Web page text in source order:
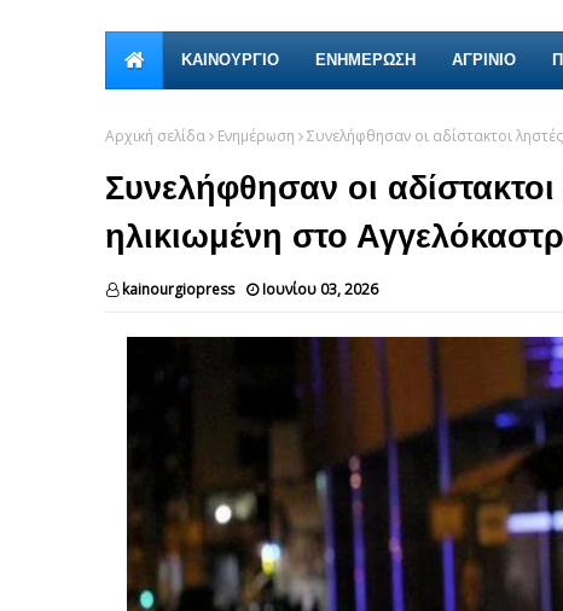
ΚΑΙΝΟΎΡΓΙΟ ΕΝΗΜΕΡΩΣΗ ΑΓΡΙΝΙΟ
Αρχική σελίδα Ενημέρωση Συνελήφθησαν οι αδίστακτοι
Συνελήφθησαν οι
ηλικιωμένη στο
kainourgiopress Ιουνίου 03, 2026